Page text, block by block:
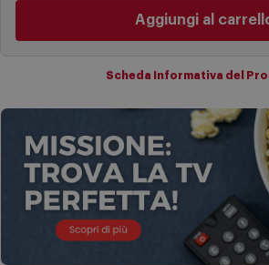
prenotazione verranno spediti a partire dalla
nella pagina del prodotto.